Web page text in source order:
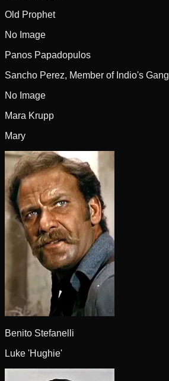
Old Prophet
No Image
Panos Papadopulos
Sancho Perez, Member of Indio's Gang
No Image
Mara Krupp
Mary
Benito Stefanelli
Luke 'Hughie'